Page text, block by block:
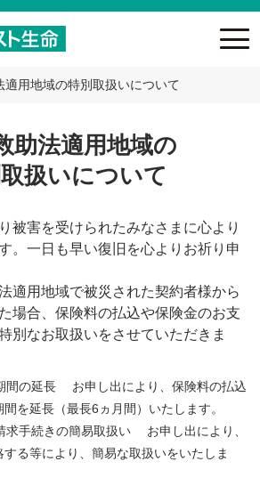
適用地域の特別取扱いについて
助法適用地域の
扱いについて
被害を受けられたみなさまに心より
。一日も早い復旧を心よりお祈り申
適用地域で被災された契約者様から
場合、保険料の払込や保険金のお支
別なお取扱いをさせていただきま
間の延長 お申し出により、保険料の払込
を延長（最長6ヵ月間）いたします。
求手続きの簡易取扱い お申し出により、
る等により、簡易な取扱いをいたしま